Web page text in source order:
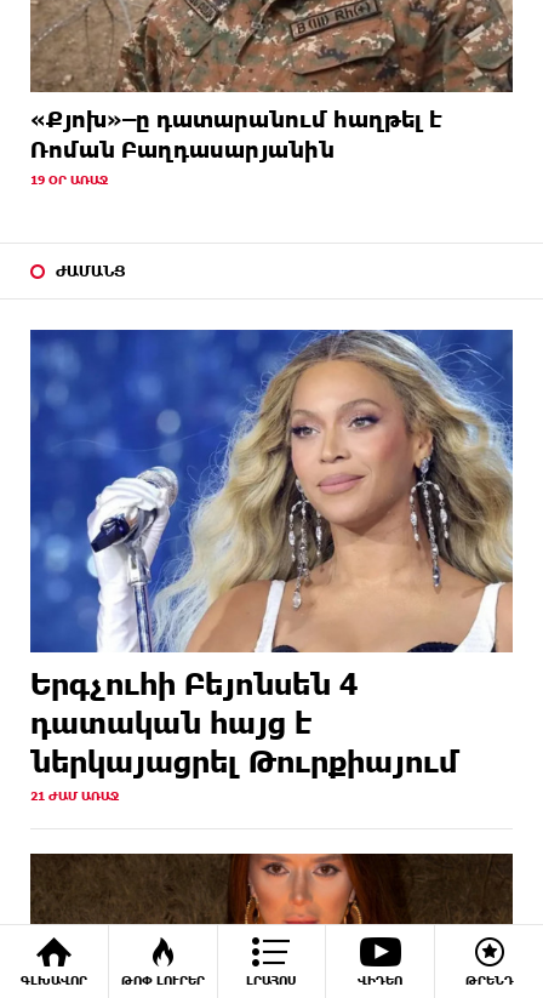
ԳԼԽԱՎՈՐ ԹՈՓ ԼՈՒՐԵՐ ԼՐԱՀՈՍ ՎԻԴԵՈ ԹՐԵՆԴ
«Քյոխ»–ը դատարանում հաղթել է
Ռոման Բաղդասարյանին
19 ՕՐ ԱՌԱՋ
ԺԱՄԱՆՑ
Երգչուհի Բեյոնսեն ​​4
դատական հայց է
ներկայացրել Թուրքիայում
21 ԺԱՄ ԱՌԱՋ